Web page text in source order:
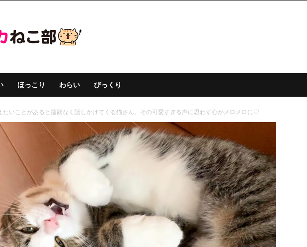
ほっこり わらい びっくり
たいことがあると躊躇なく話しかけてくる猫さん。その可愛すぎる声に思わず心がメロメロに♡